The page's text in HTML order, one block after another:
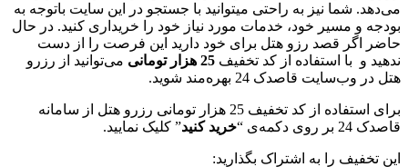
می‌دهد. شما نیز به راحتی میتوانید با جستجو در این سایت باتوجه به
بودجه و مسیر خود، خدمات مورد نیاز خود را خریداری کنید. در حال
حاضر اگر قصد رزو هتل برای خود دارید این فرصت را از دست
ندهید و با استفاده از کد تخفیف
می‌توانید از رزرو
هتل در وب‌سایت قاصدک 24 بهره‌مند شوید.
برای استفاده از کد تخفیف 25 هزار تومانی رزرو هتل از سامانه
قاصدک 24 بر روی دکمه‌ی “
خرید کنید” کلیک نمایید.
این تخفیف را به اشتراک بگذارید: